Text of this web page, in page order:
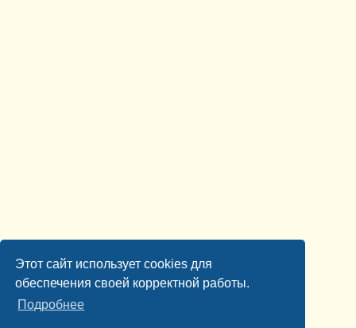
Этот сайт использует cookies для
обеспечения своей корректной работы.
Подробнее